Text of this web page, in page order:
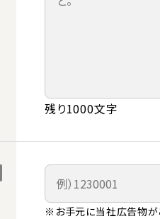
残り1000文字
※お手元に当社広告物が